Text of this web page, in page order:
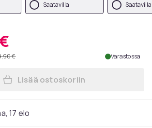
Saatavilla
Saatavilla
€ Varastossa
Lisää Maverick-sarjan 4
Lisää ostoskoriin
17 elo